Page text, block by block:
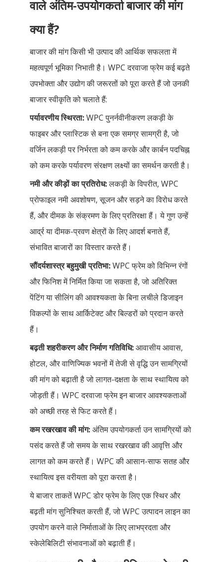
वाले अंतिम-उपयोगकर्ता बाजार की मांग
क्या हैं?
बाजार की मांग किसी भी उत्पाद की आर्थिक सफलता में
महत्वपूर्ण भूमिका निभाती है। WPC दरवाजा फ्रेम कई बढ़ते
उपभोक्ता और उद्योग की जरूरतों को पूरा करते हैं जो उनकी
बाजार स्वीकृति को चलाते हैं:
पर्यावरणीय स्थिरता:WPC पुनर्नवीनीकरण लकड़ी के
फाइबर और प्लास्टिक से बना एक समग्र सामग्री है, जो
वर्जिन लकड़ी पर निर्भरता को कम करके और कार्बन पदचिह्न
को कम करके पर्यावरण संरक्षण लक्ष्यों का समर्थन करती है।
नमी और कीड़ों का प्रतिरोध:लकड़ी के विपरीत, WPC
प्रोफाइल नमी अवशोषण, सूजन और सड़ने का विरोध करते
हैं, और दीमक के संक्रमण के लिए प्रतिरक्षा हैं। ये गुण उन्हें
आर्द्र या दीमक-प्रवण क्षेत्रों के लिए आदर्श बनाते हैं,
संभावित बाजारों का विस्तार करते हैं।
सौंदर्यशास्त्र बहुमुखी प्रतिभा:WPC फ्रेम को विभिन्न रंगों
और फिनिश में निर्मित किया जा सकता है, जो अतिरिक्त
पेंटिंग या सीलिंग की आवश्यकता के बिना लचीले डिजाइन
विकल्पों के साथ आर्किटेक्ट और बिल्डरों को प्रदान करते
हैं।
बढ़ती शहरीकरण और निर्माण गतिविधि:आवासीय आवास,
होटल, और वाणिज्यिक भवनों में तेजी से वृद्धि उन सामग्रियों
की मांग को बढ़ाती है जो लागत-दक्षता के साथ स्थायित्व को
जोड़ती हैं। WPC दरवाजा फ्रेम इन बाजार आवश्यकताओं
को अच्छी तरह से फिट करते हैं।
कम रखरखाव की मांग:अंतिम उपयोगकर्ता उन सामग्रियों को
पसंद करते हैं जो समय के साथ रखरखाव की आवृत्ति और
लागत को कम करते हैं। WPC की आसान-साफ सतह और
स्थायित्व इस वरीयता को पूरा करता है।
ये बाजार ताकतें WPC डोर फ्रेम के लिए एक स्थिर और
बढ़ती मांग सुनिश्चित करती हैं, जो WPC उत्पादन लाइन का
उपयोग करने वाले निर्माताओं के लिए लाभप्रदता और
स्केलेबिलिटी संभावनाओं को बढ़ाती हैं।